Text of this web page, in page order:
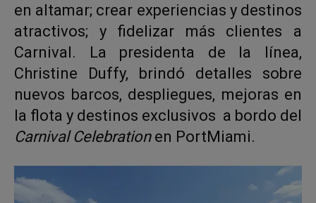
en altamar; crear experiencias y destinos
atractivos; y fidelizar más clientes a
Carnival. La presidenta de la línea,
Christine Duffy, brindó detalles sobre
nuevos barcos, despliegues, mejoras en
la flota y destinos exclusivos a bordo del
Carnival Celebrationen PortMiami.